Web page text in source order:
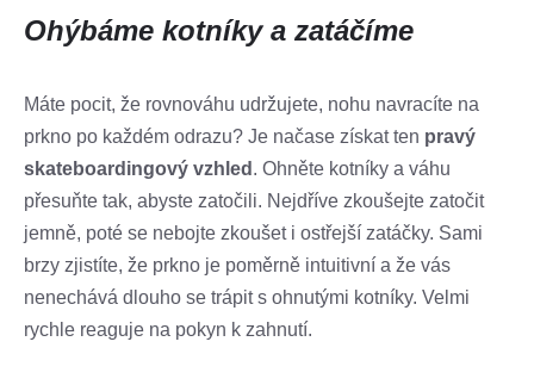
Ohýbáme kotníky a zatáčíme
Máte pocit, že rovnováhu udržujete, nohu navracíte na
prkno po každém odrazu? Je načase získat ten pravý
skateboardingový vzhled . Ohněte kotníky a váhu
přesuňte tak, abyste zatočili. Nejdříve zkoušejte zatočit
jemně, poté se nebojte zkoušet i ostřejší zatáčky. Sami
brzy zjistíte, že prkno je poměrně intuitivní a že vás
nenechává dlouho se trápit s ohnutými kotníky. Velmi
rychle reaguje na pokyn k zahnutí.